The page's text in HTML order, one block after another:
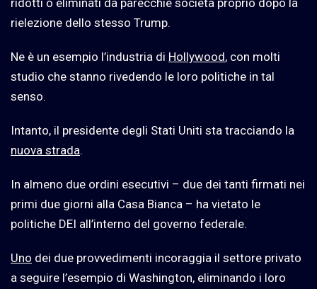
rielezione dello stesso Trump.
Ne è un esempio l’industria di Hollywood, con molti
studio che stanno rivedendo le loro politiche in tal
senso.
Intanto, il presidente degli Stati Uniti sta tracciando la
nuova strada.
In almeno due ordini esecutivi – due dei tanti firmati nei
primi due giorni alla Casa Bianca – ha vietato le
politiche DEI all’interno del governo federale.
Uno dei due provvedimenti incoraggia il settore privato
a seguire l’esempio di Washington, eliminando i loro